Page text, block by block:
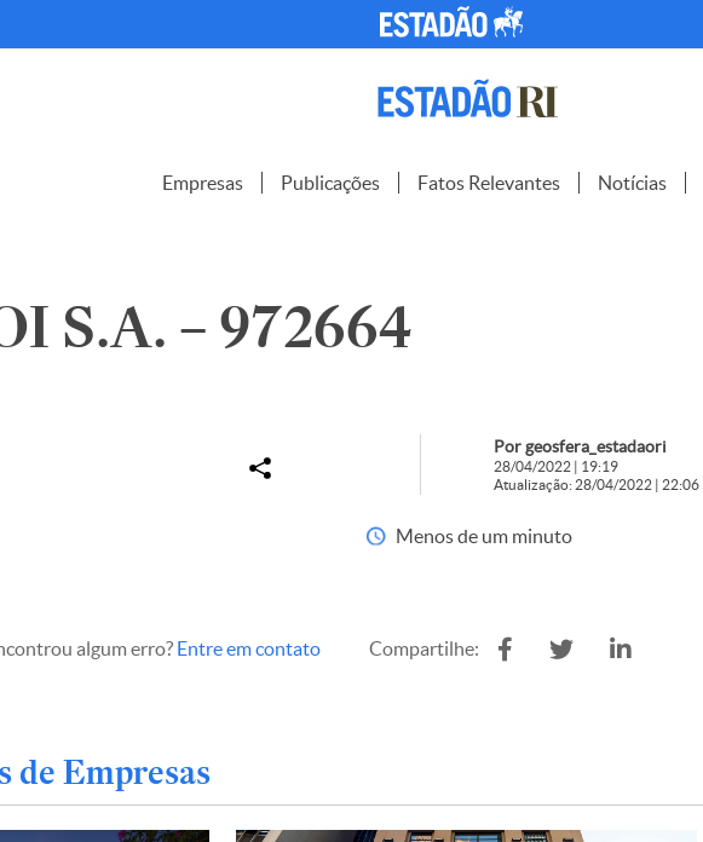
Empresas Publicações Fatos Relevantes Notícias
S.A. – 972664
Por geosfera_estadaori
28/04/2022 | 19:19
Atualização: 28/04/2022 | 22:06
Menos de um minuto
algum erro? Entre em contato Compartilhe:
de Empresas